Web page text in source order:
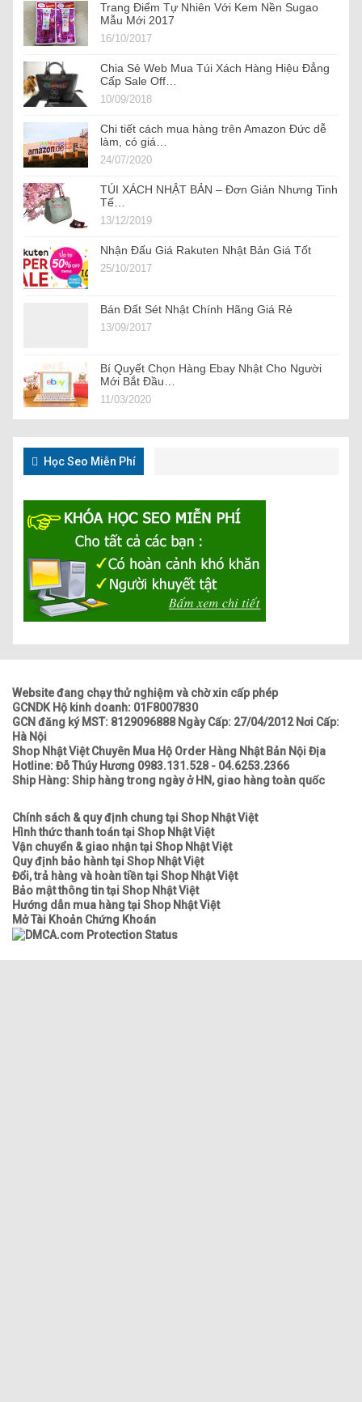
Trang Điểm Tự Nhiên Với Kem Nền Sugao
Mẫu Mới 2017
16/10/2017
Chia Sẻ Web Mua Túi Xách Hàng Hiệu Đẳng
Cấp Sale Off…
10/09/2018
Chi tiết cách mua hàng trên Amazon Đức dễ
làm, có giá…
24/07/2020
TÚI XÁCH NHẬT BẢN – Đơn Giản Nhưng Tinh
Tế…
13/12/2019
Nhận Đấu Giá Rakuten Nhật Bản Giá Tốt
25/10/2017
Bán Đất Sét Nhật Chính Hãng Giá Rẻ
13/09/2017
Bí Quyết Chọn Hàng Ebay Nhật Cho Người
Mới Bắt Đầu…
11/03/2020
Học Seo Miễn Phí
Website đang chạy thử nghiệm và chờ xin cấp phép
GCNDK Hộ kinh doanh: 01F8007830
GCN đăng ký MST: 8129096888 Ngày Cấp: 27/04/2012 Nơi Cấp:
Hà Nội
Shop Nhật Việt Chuyên Mua Hộ Order Hàng Nhật Bản Nội Địa
Hotline: Đỗ Thúy Hương 0983.131.528 - 04.6253.2366
Ship Hàng: Ship hàng trong ngày ở HN, giao hàng toàn quốc
Chính sách & quy định chung tại Shop Nhật Việt
Hình thức thanh toán tại Shop Nhật Việt
Vận chuyển & giao nhận tại Shop Nhật Việt
Quy định bảo hành tại Shop Nhật Việt
Đổi, trả hàng và hoàn tiền tại Shop Nhật Việt
Bảo mật thông tin tại Shop Nhật Việt
Hướng dẫn mua hàng tại Shop Nhật Việt
Mở Tài Khoản Chứng Khoán